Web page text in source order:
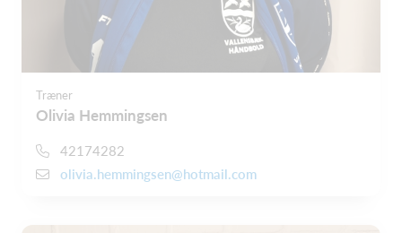
Træner
Olivia Hemmingsen
42174282
olivia.hemmingsen@hotmail.com